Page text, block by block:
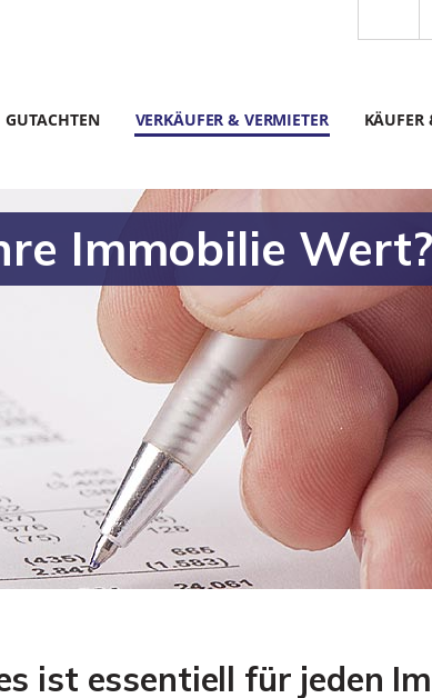
GUTACHTEN VERKÄUFER & VERMIETER KÄUFER
Immobilie Wert?
ist essentiell für jeden